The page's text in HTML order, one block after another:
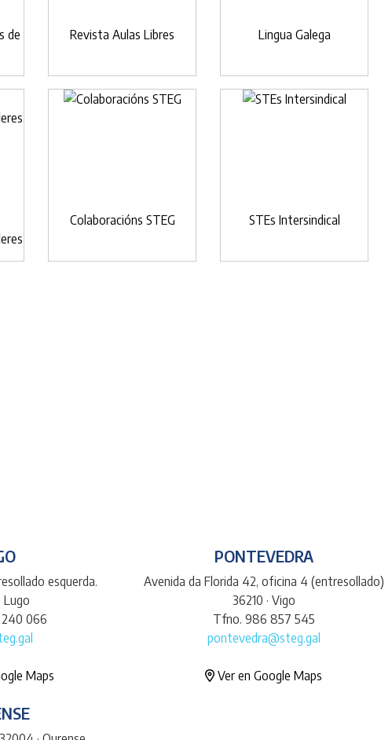
de
Revista Aulas Libres Lingua Galega
Colaboracións STEG STEs Intersindical
esquerda.
Lugo
066
Maps
PONTEVEDRA
Avenida da Florida 42, oficina 4 (entresollado)
36210 · Vigo
Tfno. 986 857 545
pontevedra@steg.gal
Ver en Google Maps